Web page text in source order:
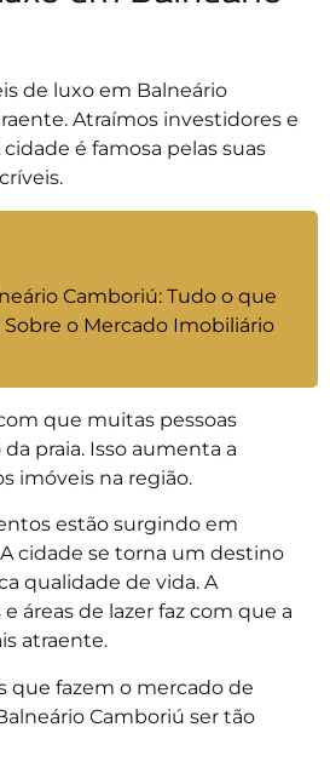
de luxo em Balneário
Atraímos investidores e
é famosa pelas suas
Camboriú: Tudo o que
Sobre o Mercado Imobiliário
que muitas pessoas
praia. Isso aumenta a
imóveis na região.
estão surgindo em
cidade se torna um destino
qualidade de vida. A
áreas de lazer faz com que a
atraente.
que fazem o mercado de
Camboriú ser tão